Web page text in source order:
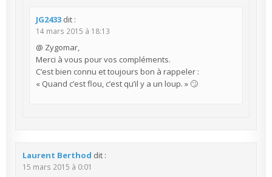
JG2433 dit :
14 mars 2015 à 18:13
@ Zygomar,
Merci à vous pour vos compléments.
C’est bien connu et toujours bon à rappeler :
« Quand c’est flou, c’est qu’il y a un loup. » 🙄
Laurent Berthod dit :
15 mars 2015 à 0:01